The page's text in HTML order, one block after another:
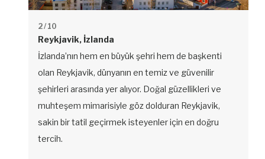
2/ 10
Reykjavik, İzlanda
İzlanda’nın hem en büyük şehri hem de başkenti
olan Reykjavik, dünyanın en temiz ve güvenilir
şehirleri arasında yer alıyor. Doğal güzellikleri ve
muhteşem mimarisiyle göz dolduran Reykjavik,
sakin bir tatil geçirmek isteyenler için en doğru
tercih.